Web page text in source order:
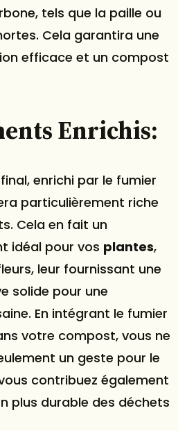
tels que la paille ou
Cela garantira une
efficace et un compost
Enrichis:
enrichi par le fumier
particulièrement riche
Cela en fait un
idéal pour vos plantes,
leur fournissant une
solide pour une
En intégrant le fumier
votre compost, vous ne
un geste pour le
contribuez également
plus durable des déchets